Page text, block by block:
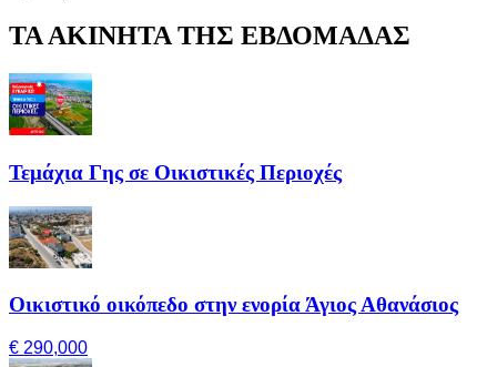
ΤΑ ΑΚΙΝΗΤΑ ΤΗΣ ΕΒΔΟΜΑΔΑΣ
Τεμάχια Γης σε Οικιστικές Περιοχές
Οικιστικό οικόπεδο στην ενορία Άγιος Αθανάσιος
€ 290,000